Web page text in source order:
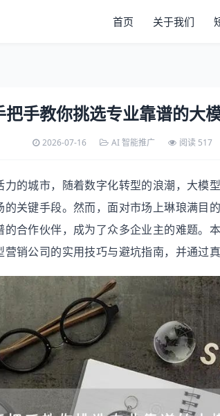
首页 关于我们
把手教你挑选专业靠谱的大
2026-07-16 AI 智能推广 阅读 517
力的城市，随着数字化转型的浪潮，大模
的关键手段。然而，面对市场上琳琅满目
的合作伙伴，成为了众多企业主的难题。
销公司的实用技巧与避坑指南，并通过真